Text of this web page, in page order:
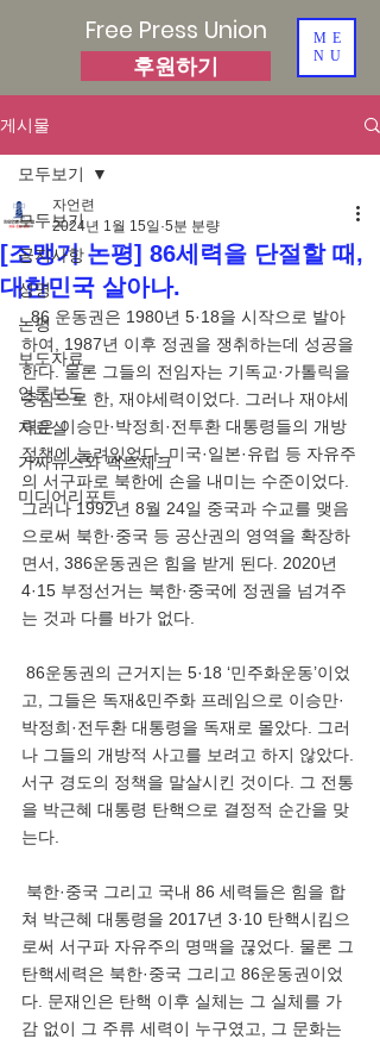
Free Press Union
후원하기
ME
NU
게시물
모두보기
공지사항
성명
논평
보도자료
언론보도
자료실
가짜뉴스와 팩트체크
미디어리포트
모두보기
[조맹기 논평] 86세력을 단절할 때,
대한민국 살아나.
자언련
2024년 1월 15일 5분 분량
  86 운동권은 1980년 5·18을 시작으로 발아
하여, 1987년 이후 정권을 쟁취하는데 성공을
한다. 물론 그들의 전임자는 기독교·가톨릭을
중심으로 한, 재야세력이었다. 그러나 재야세
력은 이승만·박정희·전투환 대통령들의 개방
정책에 눌려있었다. 미국·일본·유럽 등 자유주
의 서구파로 북한에 손을 내미는 수준이었다.
그러나 1992년 8월 24일 중국과 수교를 맺음
으로써 북한·중국 등 공산권의 영역을 확장하
면서, 386운동권은 힘을 받게 된다. 2020년
4·15 부정선거는 북한·중국에 정권을 넘겨주
는 것과 다를 바가 없다.
고, 그들은 독재&민주화 프레임으로 이승만·
박정희·전두환 대통령을 독재로 몰았다. 그러
나 그들의 개방적 사고를 보려고 하지 않았다.
서구 경도의 정책을 말살시킨 것이다. 그 전통
을 박근혜 대통령 탄핵으로 결정적 순간을 맞
는다.
쳐 박근혜 대통령을 2017년 3·10 탄핵시킴으
로써 서구파 자유주의 명맥을 끊었다. 물론 그
탄핵세력은 북한·중국 그리고 86운동권이었
다. 문재인은 탄핵 이후 실체는 그 실체를 가
감 없이 그 주류 세력이 누구였고, 그 문화는